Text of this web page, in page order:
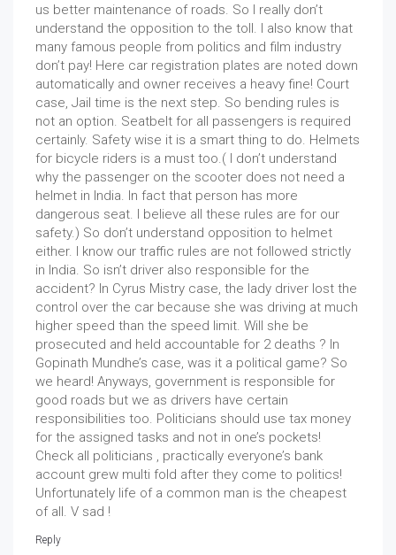
us better maintenance of roads. So I really don’t
understand the opposition to the toll. I also know that
many famous people from politics and film industry
don’t pay! Here car registration plates are noted down
automatically and owner receives a heavy fine! Court
case, Jail time is the next step. So bending rules is
not an option. Seatbelt for all passengers is required
certainly. Safety wise it is a smart thing to do. Helmets
for bicycle riders is a must too.( I don’t understand
why the passenger on the scooter does not need a
helmet in India. In fact that person has more
dangerous seat. I believe all these rules are for our
safety.) So don’t understand opposition to helmet
either. I know our traffic rules are not followed strictly
in India. So isn’t driver also responsible for the
accident? In Cyrus Mistry case, the lady driver lost the
control over the car because she was driving at much
higher speed than the speed limit. Will she be
prosecuted and held accountable for 2 deaths ? In
Gopinath Mundhe’s case, was it a political game? So
we heard! Anyways, government is responsible for
good roads but we as drivers have certain
responsibilities too. Politicians should use tax money
for the assigned tasks and not in one’s pockets!
Check all politicians , practically everyone’s bank
account grew multi fold after they come to politics!
Unfortunately life of a common man is the cheapest
of all. V sad !
Reply